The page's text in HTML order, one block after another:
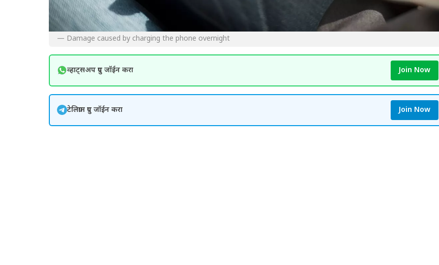
— Damage caused by charging the phone overnight
व्हाट्सअप ग्रुप जॉईन करा Join Now
टेलिग्राम ग्रुप जॉईन करा Join Now